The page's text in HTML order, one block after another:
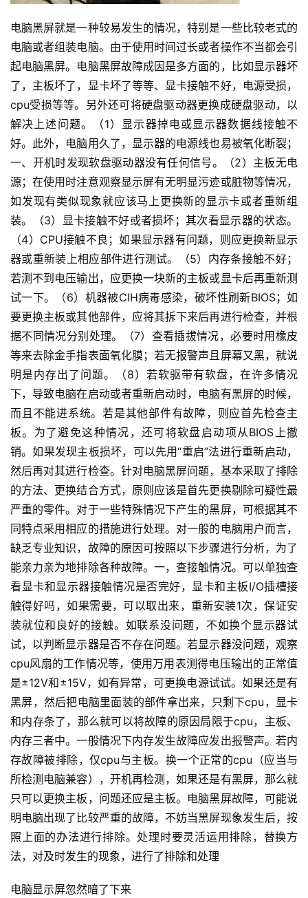
电脑黑屏就是一种较易发生的情况，特别是一些比较老式的
电脑或者组装电脑。 由于使用时间过长或者操作不当都会引
起电脑黑屏。 电脑黑屏故障成因是多方面的，比如显示器坏
了，主板坏了，显卡坏了等等、显卡接触不好，电源受损，
cpu受损等等。 另外还可将硬盘驱动器更换成硬盘驱动，以
解决上述问题。
（1）显示器掉电或显示器数据线接触不
好。 此外，电脑用久了，显示器的电源线也易被氧化断裂；
一、开机时发现软盘驱动器没有任何信号。
（2）主板无电
源；在使用时注意观察显示屏有无明显污迹或脏物等情况，
如发现有类似现象就应该马上更换新的显示卡或者重新组
装。
（3）显卡接触不好或者损坏； 其次看显示器的状态。
（4）CPU接触不良； 如果显示器有问题，则应更换新显示
器或重新装上相应部件进行测试。
（5）内存条接触不好；
若测不到电压输出，应更换一块新的主板或显卡后再重新测
试一下。
（6）机器被CIH病毒感染，破坏性刷新BIOS； 如
要更换主板或其他部件，应将其拆下来后再进行检查，并根
据不同情况分别处理。
（7）查看插拔情况，必要时用橡皮
等来去除金手指表面氧化膜； 若无报警声且屏幕又黑，就说
明是内存出了问题。
（8）若软驱带有软盘，在许多情况
下，导致电脑在启动或者重新启动时，电脑有黑屏的时候，
而且不能进系统。 若是其他部件有故障，则应首先检查主
板。 为了避免这种情况，还可将软盘启动项从BIOS上撤
销。如果发现主板损坏，可以先用“重启”法进行重新启动，
然后再对其进行检查。 针对电脑黑屏问题，基本采取了排除
的方法、更换结合方式，原则应该是首先更换剔除可疑性最
严重的零件。 对于一些特殊情况下产生的黑屏，可根据其不
同特点采用相应的措施进行处理。 对一般的电脑用户而言，
缺乏专业知识，故障的原因可按照以下步骤进行分析，为了
能亲力亲为地排除各种故障。一，查接触情况。 可以单独查
看显卡和显示器接触情况是否完好，显卡和主板I/O插槽接
触得好吗，如果需要，可以取出来，重新安装1次，保证安
装就位和良好的接触。 如联系没问题，不如换个显示器试
试，以判断显示器是否不存在问题。若显示器没问题，观察
cpu风扇的工作情况等，使用万用表测得电压输出的正常值
是±12V和±15V，如有异常，可更换电源试试。如果还是有
黑屏，然后把电脑里面装的部件拿出来，只剩下cpu，显卡
和内存条了，那么就可以将故障的原因局限于cpu，主板、
内存三者中。一般情况下内存发生故障应发出报警声。 若内
存故障被排除，仅cpu与主板。 换一个正常的cpu（应当与
所检测电脑兼容），开机再检测，如果还是有黑屏，那么就
只可以更换主板，问题还应是主板。 电脑黑屏故障，可能说
明电脑出现了比较严重的故障，不妨当黑屏现象发生后，按
照上面的办法进行排除。 处理时要灵活运用排除，替换方
法，对及时发生的现象，进行了排除和处理
电脑显示屏忽然暗了下来